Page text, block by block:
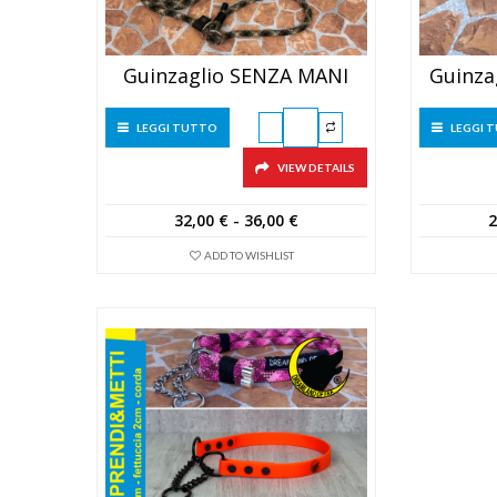
Guinzaglio SENZA MANI
LEGGI TUTTO
VIEW DETAILS
32,00 € - 36,00 €Fascia
36,00 €
ADD TO WISHLIST
LEGGI